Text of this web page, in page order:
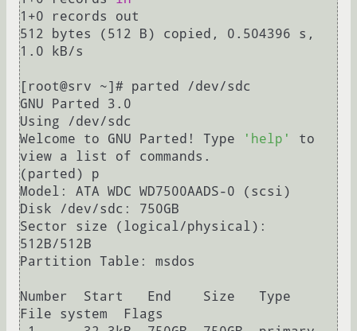
1+0 records out
512 bytes (512 B) copied, 0.504396 s,
1.0 kB/s
[root@srv ~]# parted /dev/sdc
GNU Parted 3.0
Using /dev/sdc
Welcome to GNU Parted! Type
'help'
to
view a list of commands.
(parted) p
Model: ATA WDC WD7500AADS-0 (scsi)
Disk /dev/sdc: 750GB
Sector size (logical/physical):
512B/512B
Partition Table: msdos
Number  Start   End    Size   Type
File system  Flags